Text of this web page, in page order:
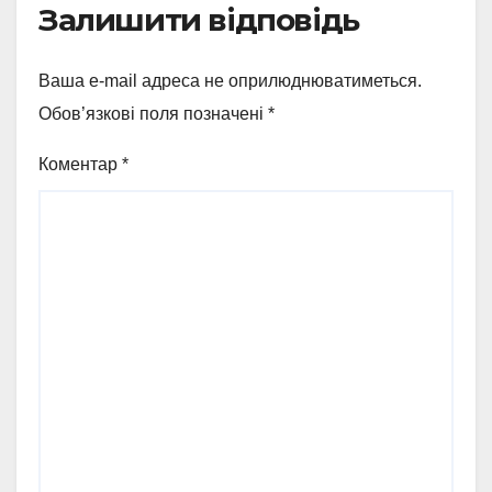
Залишити відповідь
Ваша e-mail адреса не оприлюднюватиметься.
Обов’язкові поля позначені *
Коментар *